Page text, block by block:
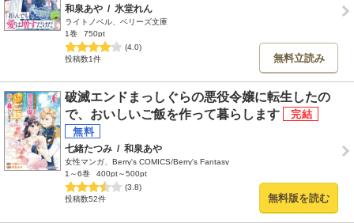
和泉あや / 氷堂れん
ライトノベル、ベリーズ文庫
1巻
750pt
(4.0)
投稿数1件
無料立読み
破滅エンドまっしぐらの悪役令嬢に転生したの
で、おいしいご飯を作って暮らします
七緒たつみ / 和泉あや
女性マンガ、Berry's COMICS/Berry's Fantasy
1～6巻
400pt～500pt
(3.8)
投稿数52件
無料版を読む